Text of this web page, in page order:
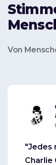
Von
"Jedes
Charlie